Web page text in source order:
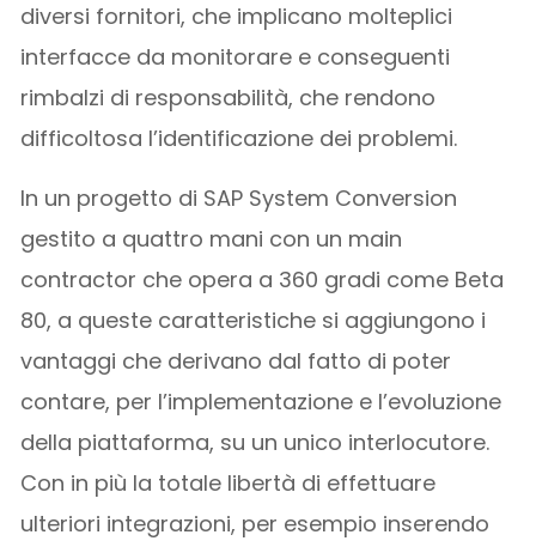
diversi fornitori, che implicano molteplici
interfacce da monitorare e conseguenti
rimbalzi di responsabilità, che rendono
difficoltosa l’identificazione dei problemi.
In un progetto di SAP System Conversion
gestito a quattro mani con un main
contractor che opera a 360 gradi come Beta
80, a queste caratteristiche si aggiungono i
vantaggi che derivano dal fatto di poter
contare, per l’implementazione e l’evoluzione
della piattaforma, su un unico interlocutore.
Con in più la totale libertà di effettuare
ulteriori integrazioni, per esempio inserendo